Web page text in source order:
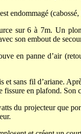
sur 6 à 7m. Un
son embout de
en panne d’air
sans fil d’ariane.
fissure en plafond.
du projecteur que